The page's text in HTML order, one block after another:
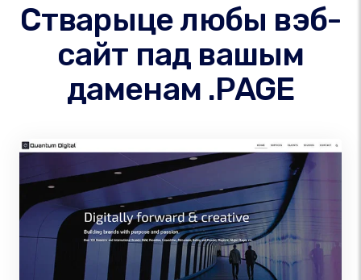
Стварыце любы вэб-
сайт пад вашым
даменам .PAGE